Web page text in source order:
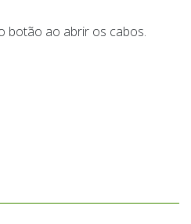
botão ao abrir os cabos.